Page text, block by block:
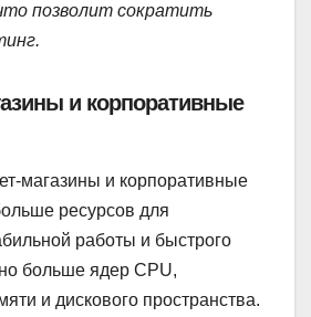
позволит сократить
и корпоративные
магазины и корпоративные
ресурсов для
работы и быстрого
больше ядер CPU,
и дискового пространства.